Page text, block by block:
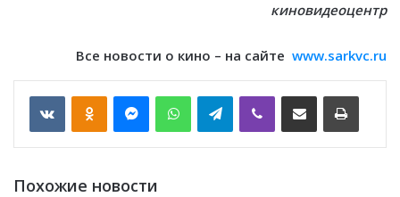
киновидеоцентр
Все новости о кино – на сайте www.sarkvc.ru
VKontakte WhatsApp Telegram
Похожие новости